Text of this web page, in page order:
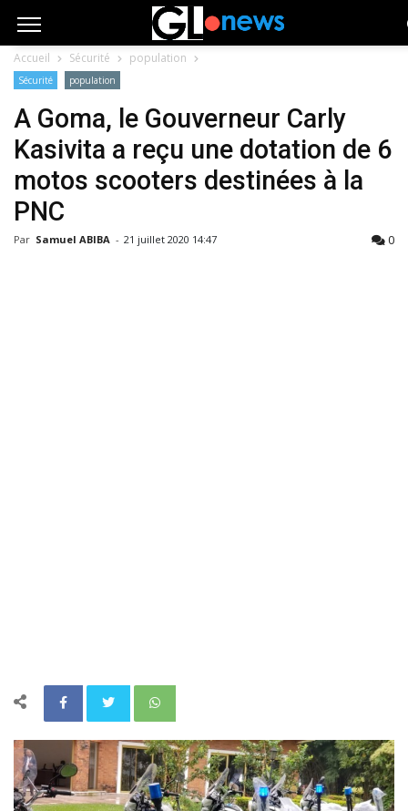
Accueil Sécurité population
Sécurité population
A Goma, le Gouverneur Carly
Kasivita a reçu une dotation de 6
motos scooters destinées à la
PNC
Par Samuel ABIBA - 21 juillet 2020 14:47 0